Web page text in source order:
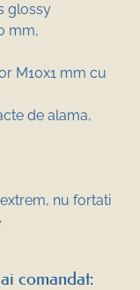
glossy
mm,
M10x1 mm cu
de alama,
nu fortati
comandat: